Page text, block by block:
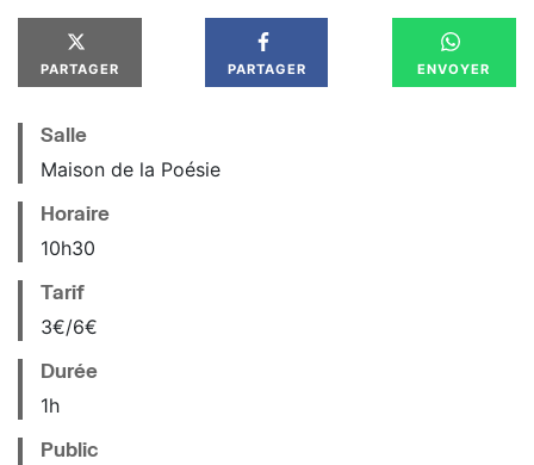
PARTAGER PARTAGER ENVOYER
Salle
Maison de la Poésie
Horaire
10h30
Tarif
3€/6€
Durée
1h
Public